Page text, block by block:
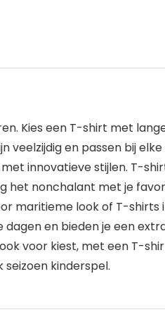
Kies een T-shirt met
veelzijdig en passen bij
innovatieve stijlen. T-
nonchalant met je
maritieme look of T-
en bieden je een
voor kiest, met een T-
kinderspel.